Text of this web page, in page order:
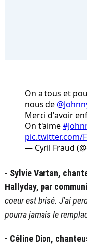
On a tous et
nous de
Merci d'avoir
On t'aime
pic.twitter.com/
— Cyril Fraud
- Sylvie Vartan,
Hallyday, par
coeur est brisé. J'ai
pourra jamais le
- Céline Dion,